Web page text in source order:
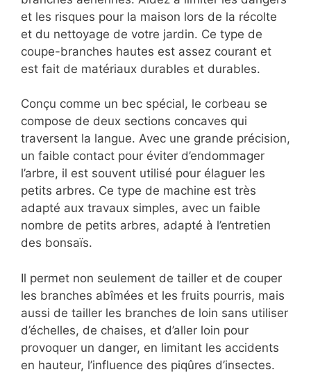
et les risques pour la maison lors de la récolte
et du nettoyage de votre jardin. Ce type de
coupe-branches hautes est assez courant et
est fait de matériaux durables et durables.
Conçu comme un bec spécial, le corbeau se
compose de deux sections concaves qui
traversent la langue. Avec une grande précision,
un faible contact pour éviter d’endommager
l’arbre, il est souvent utilisé pour élaguer les
petits arbres. Ce type de machine est très
adapté aux travaux simples, avec un faible
nombre de petits arbres, adapté à l’entretien
des bonsaïs.
Il permet non seulement de tailler et de couper
les branches abîmées et les fruits pourris, mais
aussi de tailler les branches de loin sans utiliser
d’échelles, de chaises, et d’aller loin pour
provoquer un danger, en limitant les accidents
en hauteur, l’influence des piqûres d’insectes.